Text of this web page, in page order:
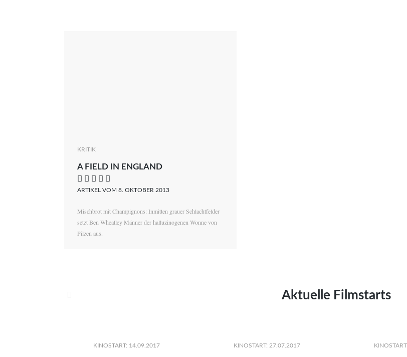
KRITIK
A FIELD IN ENGLAND
    
ARTIKEL VOM 8. OKTOBER 2013
Mischbrot mit Champignons: Inmitten grauer Schlachtfelder
setzt Ben Wheatley Männer der halluzinogenen Wonne von
Pilzen aus.
Aktuelle Filmstarts
KINOSTART: 14.09.2017 KINOSTART: 27.07.2017